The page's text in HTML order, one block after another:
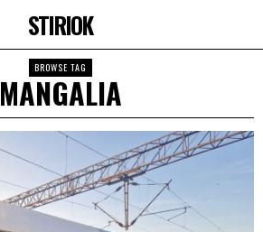
STIRIOK
BROWSE TAG
MANGALIA